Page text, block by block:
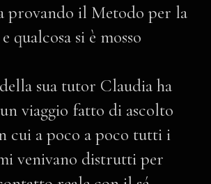
provando il Metodo per la
qualcosa si è mosso
sua tutor Claudia ha
viaggio fatto di ascolto
cui a poco a poco tutti i
venivano distrutti per